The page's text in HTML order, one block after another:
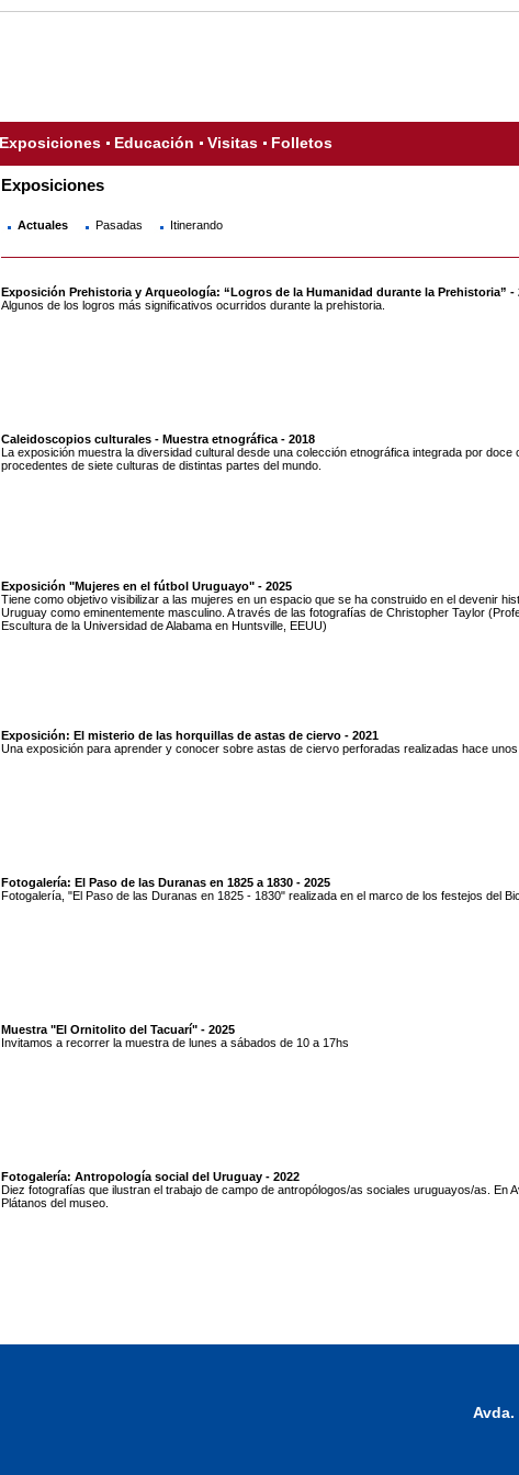
Exposiciones Educación Visitas Folletos
Exposiciones
Actuales Pasadas Itinerando
Exposición Prehistoria y Arqueología: “Logros de la Humanidad durante la Prehistoria” -
Algunos de los logros más significativos ocurridos durante la prehistoria.
Caleidoscopios culturales - Muestra etnográfica - 2018
La exposición muestra la diversidad cultural desde una colección etnográfica integrada por doce
procedentes de siete culturas de distintas partes del mundo.
Exposición "Mujeres en el fútbol Uruguayo" - 2025
Tiene como objetivo visibilizar a las mujeres en un espacio que se ha construido en el devenir
Uruguay como eminentemente masculino. A través de las fotografías de Christopher Taylor
Escultura de la Universidad de Alabama en Huntsville, EEUU)
Exposición: El misterio de las horquillas de astas de ciervo - 2021
Una exposición para aprender y conocer sobre astas de ciervo perforadas realizadas hace unos
Fotogalería: El Paso de las Duranas en 1825 a 1830 - 2025
Fotogalería, "El Paso de las Duranas en 1825 - 1830" realizada en el marco de los festejos del
Muestra "El Ornitolito del Tacuarí" - 2025
Invitamos a recorrer la muestra de lunes a sábados de 10 a 17hs
Fotogalería: Antropología social del Uruguay - 2022
Diez fotografías que ilustran el trabajo de campo de antropólogos/as sociales uruguayos/as. En
Plátanos del museo.
Avda.